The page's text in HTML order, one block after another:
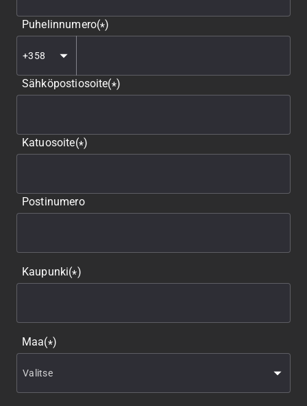
Puhelinnumero(*)
Sähköpostiosoite(*)
Katuosoite(*)
Postinumero
Kaupunki(*)
Maa(*)